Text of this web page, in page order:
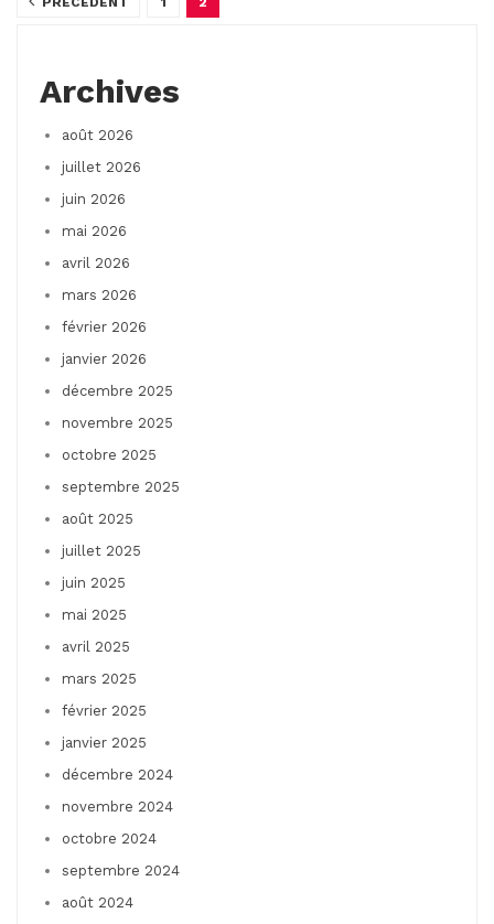
Archives
août 2026
juillet 2026
juin 2026
mai 2026
avril 2026
mars 2026
février 2026
janvier 2026
décembre 2025
novembre 2025
octobre 2025
septembre 2025
août 2025
juillet 2025
juin 2025
mai 2025
avril 2025
mars 2025
février 2025
janvier 2025
décembre 2024
novembre 2024
octobre 2024
septembre 2024
août 2024